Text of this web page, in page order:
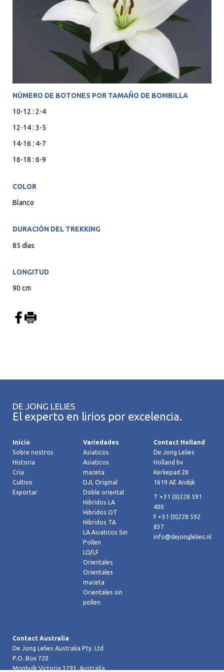
NÚMERO DE BOTONES POR TAMAÑO DE BOMBILLA
10-12 : 2-4
12-14 : 3-5
14-16 : 4-7
16-18 : 6-9
COLOR
Blanco
DURACIÓN DEL TREKKING
85 días
LONGITUD
90 cm
DE JONG LELIES
El experto en lirios por excelencia.
Inicio
Sobre nostros
Historia
Cría
Cultivo
Exportar
Variedades
Asiaticos
Asiaticos
maceta
DJL Original
Doble oriental
Hibridos LA
Hibridos OT
Hibridos TA
LA Asiaticos Sin
Pollen
LO/LF
Orientales
Orientales
maceta
Orientales sin
pollen
Contact Holland
De Jong Lelies
Holland bv
Kerkepad 28
1619 AE Andijk
T +31 (0)228 591
400
F +31 (0)228 592
837
info@dejonglelies.nl
Contact Australia
De Jong Lelies Australia Pty. Ltd
P.O. Box 720
Monbulk Victoria 3793, Australia